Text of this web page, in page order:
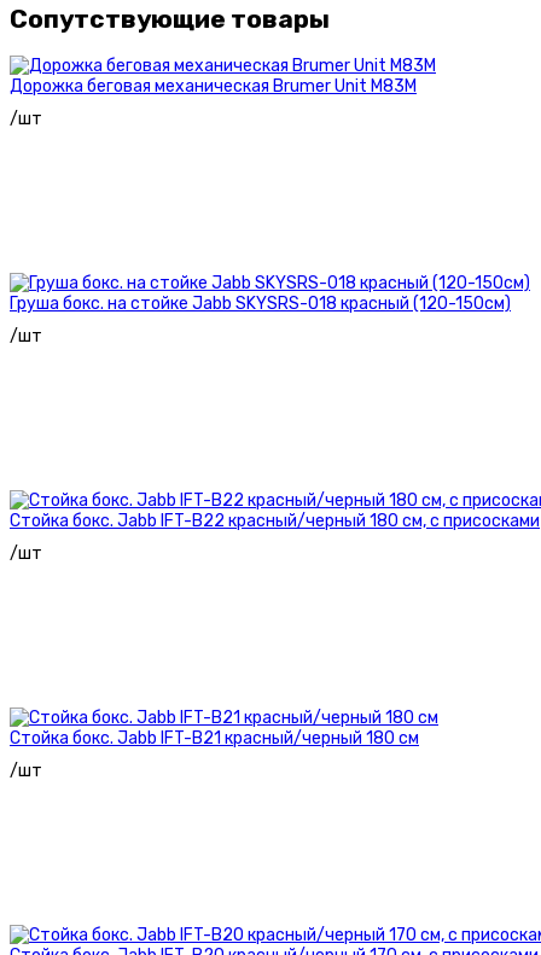
Сопутствующие товары
Дорожка беговая механическая Brumer Unit M83M
/шт
Груша бокс. на стойке Jabb SKYSRS-018 красный (120-150см)
/шт
Стойка бокс. Jabb IFT-B22 красный/черный 180 см, с присосками
/шт
Стойка бокс. Jabb IFT-B21 красный/черный 180 см
/шт